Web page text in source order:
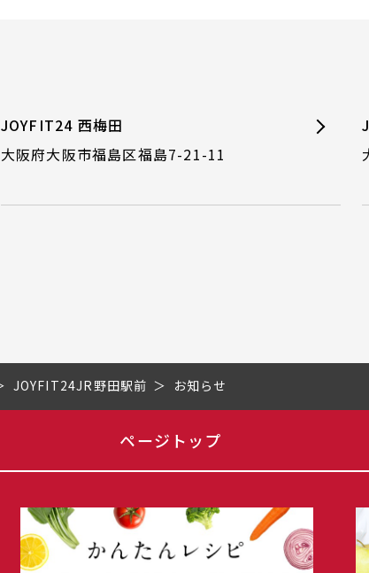
JOYFIT24 西梅田
大阪府大阪市福島区福島7-21-11
JOYFIT24JR野田駅前 お知らせ
ページトップ